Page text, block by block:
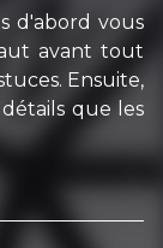
d'abord vous
avant tout
Ensuite,
que les